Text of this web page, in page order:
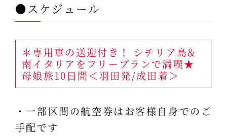
●スケジュール
＊専用車の送迎付き！ シチリア島&
南イタリアをフリープランで満喫★
母娘旅10⽇間＜羽田発/成田着＞
・一部区間の航空券はお客様自身でのご
手配です